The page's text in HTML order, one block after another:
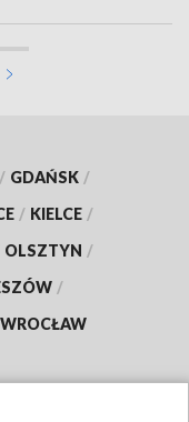
/ GDAŃSK /
/ KIELCE /
OLSZTYN /
/
WROCŁAW